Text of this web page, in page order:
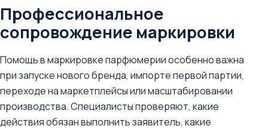
Профессиональное
сопровождение маркировки
Помощь в маркировке парфюмерии особенно важна
при запуске нового бренда, импорте первой партии,
переходе на маркетплейсы или масштабировании
производства. Специалисты проверяют, какие
действия обязан выполнить заявитель, какие